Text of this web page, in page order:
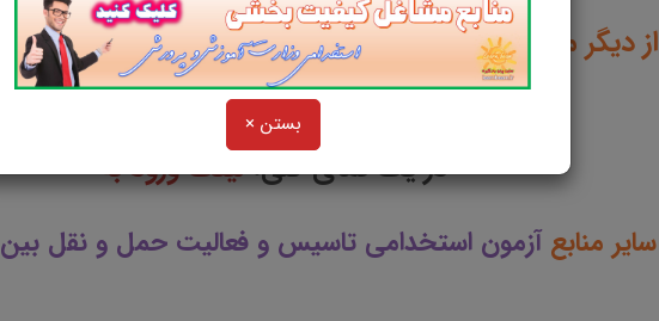
بستن ×
از دیگر منابع آزمون استخدامی در سایت پرتو یادگیری
و
در یک نمای کلی:لینک ورود به
سایر منابع آزمون استخدامی تاسیس و فعالیت حمل و نقل بین